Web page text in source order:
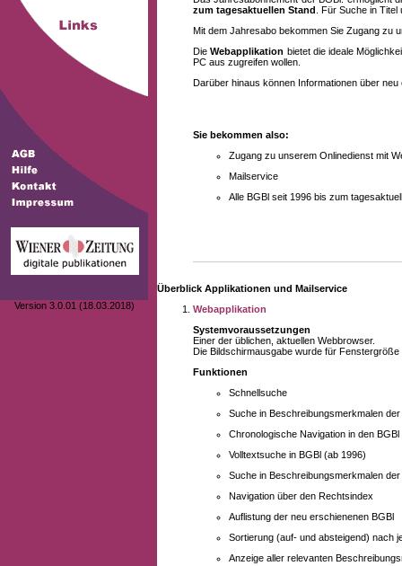
Version 3.0.01 (18.03.2018)
zum tagesaktuellen Stand . Für Suche in
Mit dem Jahresabo bekommen Sie Zugang zu
DieWebapplikation bietet die ideale
PC aus zugreifen wollen.
Darüber hinaus können Informationen über
Sie bekommen also:
Zugang zu unserem Onlinedienst mit
Mailservice
Alle BGBl seit 1996 bis zum
Überblick Applikationen und Mailservice
Webapplikation
Systemvoraussetzungen
Einer der üblichen, aktuellen Webbrowser.
Die Bildschirmausgabe wurde für
Funktionen
Schnellsuche
Suche in Beschreibungsmerkmalen
Chronologische Navigation in den BGBl
Volltextsuche in BGBl (ab 1996)
Suche in Beschreibungsmerkmalen
Navigation über den Rechtsindex
Auflistung der neu erschienenen BGBl
Sortierung (auf- und absteigend) nach
Anzeige aller relevanten